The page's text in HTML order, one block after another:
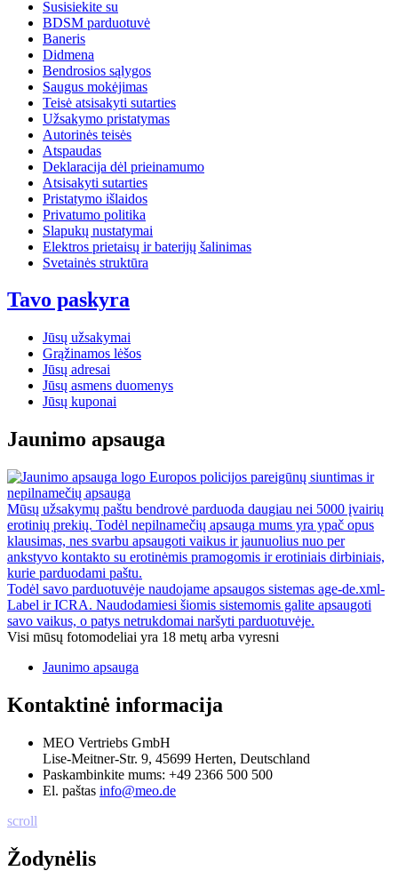
Susisiekite su
BDSM parduotuvė
Baneris
Didmena
Bendrosios sąlygos
Saugus mokėjimas
Teisė atsisakyti sutarties
Užsakymo pristatymas
Autorinės teisės
Atspaudas
Deklaracija dėl prieinamumo
Atsisakyti sutarties
Pristatymo išlaidos
Privatumo politika
Slapukų nustatymai
Elektros prietaisų ir baterijų šalinimas
Svetainės struktūra
Tavo paskyra
Jūsų užsakymai
Grąžinamos lėšos
Jūsų adresai
Jūsų asmens duomenys
Jūsų kuponai
Jaunimo apsauga
Europos policijos pareigūnų siuntimas ir
nepilnamečių apsauga
Mūsų užsakymų paštu bendrovė parduoda daugiau nei 5000 įvairių
erotinių prekių. Todėl nepilnamečių apsauga mums yra ypač opus
klausimas, nes svarbu apsaugoti vaikus ir jaunuolius nuo per
ankstyvo kontakto su erotinėmis pramogomis ir erotiniais dirbiniais,
kurie parduodami paštu.
Todėl savo parduotuvėje naudojame apsaugos sistemas age-de.xml-
Label ir ICRA. Naudodamiesi šiomis sistemomis galite apsaugoti
savo vaikus, o patys netrukdomai naršyti parduotuvėje.
Visi mūsų fotomodeliai yra 18 metų arba vyresni
Jaunimo apsauga
Kontaktinė informacija
MEO Vertriebs GmbH
Lise-Meitner-Str. 9, 45699 Herten, Deutschland
Paskambinkite mums: +49 2366 500 500
El. paštas info@meo.de
scroll
Žodynėlis